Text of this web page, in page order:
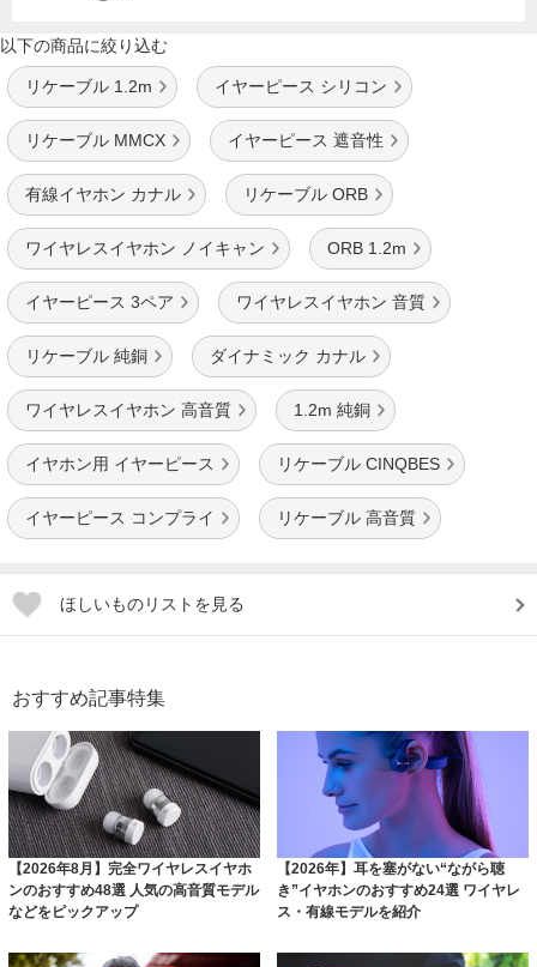
以下の商品に絞り込む
リケーブル 1.2m イヤーピース シリコン
リケーブル MMCX イヤーピース 遮音性
有線イヤホン カナル リケーブル ORB
ワイヤレスイヤホン ノイキャン ORB 1.2m
イヤーピース 3ペア ワイヤレスイヤホン 音質
リケーブル 純銅 ダイナミック カナル
ワイヤレスイヤホン 高音質 1.2m 純銅
イヤホン用 イヤーピース リケーブル CINQBES
イヤーピース コンプライ リケーブル 高音質
ほしいものリストを見る
おすすめ記事特集
【2026年8月】完全ワイヤレスイヤホ
ンのおすすめ48選 人気の高音質モデル
などをピックアップ
【2026年】耳を塞がない“ながら聴
き”イヤホンのおすすめ24選 ワイヤレ
ス・有線モデルを紹介